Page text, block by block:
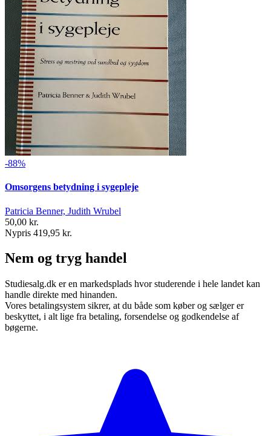
-88%
Omsorgens betydning i sygepleje
Patricia Benner, Judith Wrubel
50,00 kr.
Nypris 419,95 kr.
Nem og tryg handel
Studiesalg.dk er en markedsplads hvor studerende i hele landet kan
handle direkte med hinanden.
Vores betalingsystem sikrer, at du både som køber og sælger er
beskyttet, i alt lige fra betaling, forsendelse og godkendelse af
bøgerne.